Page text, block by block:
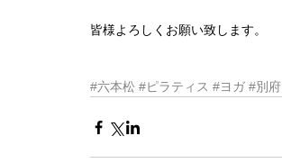
皆様よろしくお願い致します。
#六本松 #ピラティス #ヨガ #別府